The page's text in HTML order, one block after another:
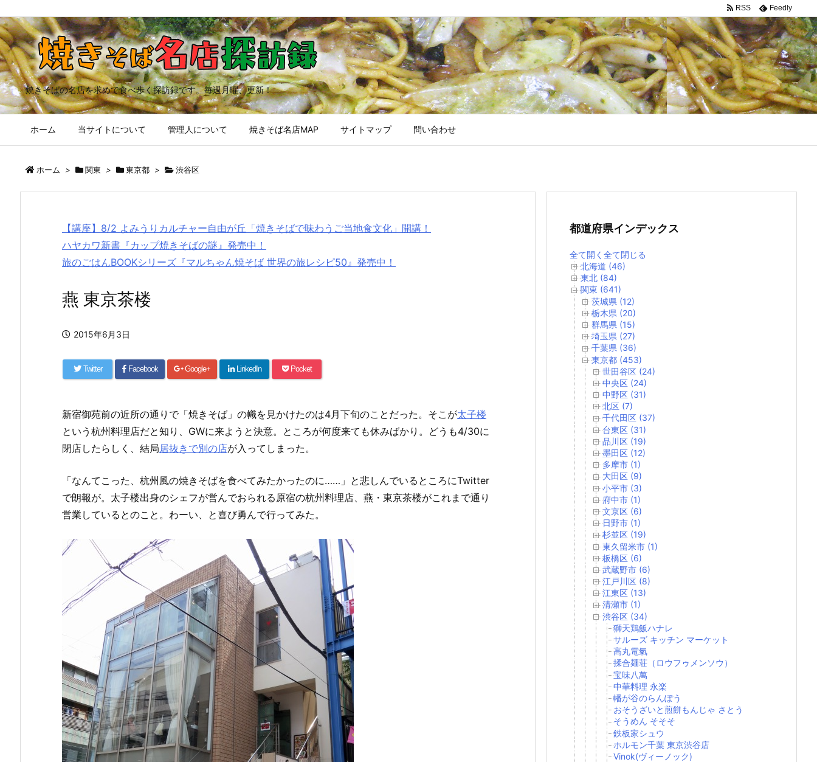
焼きそばの名店を求めて食べ歩く探訪録です。毎週月曜、更新！
ホーム 当サイトについて 管理人について 焼きそば名店MAP サイトマップ 問い合わせ
RSS Feedly
ホーム > 関東 > 東京都 > 渋谷区
【講座】8/2 よみうりカルチャー自由が丘「焼きそばで味わうご当地食文化」開講！
ハヤカワ新書『カップ焼きそばの謎』発売中！
旅のごはんBOOKシリーズ『マルちゃん焼そば 世界の旅レシピ50』発売中！
燕 東京茶楼
2015年6月3日
Twitter Facebook Google+ LinkedIn Pocket
新宿御苑前の近所の通りで「焼きそば」の幟を見かけたのは4月下旬のことだった。そこが太子楼
という杭州料理店だと知り、GWに来ようと決意。ところが何度来ても休みばかり。どうも4/30に
閉店したらしく、結局居抜きで別の店が入ってしまった。
「なんてこった、杭州風の焼きそばを食べてみたかったのに……」と悲しんでいるところにTwitter
で朗報が。太子楼出身のシェフが営んでおられる原宿の杭州料理店、燕・東京茶楼がこれまで通り
営業しているとのこと。わーい、と喜び勇んで行ってみた。
都道府県インデックス
全て開く 全て閉じる
北海道 (46)
東北 (84)
関東 (641)
茨城県 (12)
栃木県 (20)
群馬県 (15)
埼玉県 (27)
千葉県 (36)
東京都 (453)
世田谷区 (24)
中央区 (24)
中野区 (31)
北区 (7)
千代田区 (37)
台東区 (31)
品川区 (19)
墨田区 (12)
多摩市 (1)
大田区 (9)
小平市 (3)
府中市 (1)
文京区 (6)
日野市 (1)
杉並区 (19)
東久留米市 (1)
板橋区 (6)
武蔵野市 (6)
江戸川区 (8)
江東区 (13)
清瀬市 (1)
渋谷区 (34)
獅天鶏飯ハナレ
サルーズ キッチン マーケット
高丸電氣
揉合麺荘（ロウフゥメンソウ）
宝味八萬
中華料理 永楽
幡が谷のらんぽう
おそうざいと煎餅もんじゃ さとう
そうめん そそそ
鉄板家シュウ
ホルモン千葉 東京渋谷店
Vinok(ヴィーノック)